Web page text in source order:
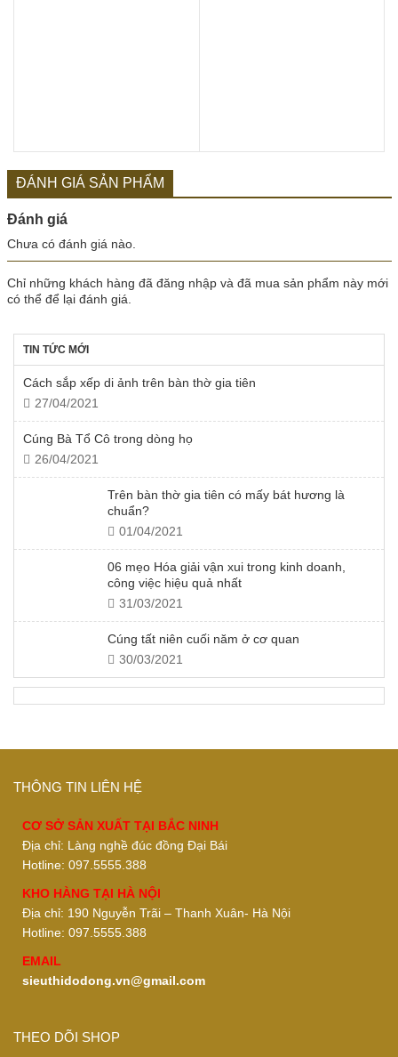
ĐÁNH GIÁ SẢN PHẨM
Đánh giá
Chưa có đánh giá nào.
Chỉ những khách hàng đã đăng nhập và đã mua sản phẩm này mới
có thể để lại đánh giá.
TIN TỨC MỚI
Cách sắp xếp di ảnh trên bàn thờ gia tiên
27/04/2021
Cúng Bà Tổ Cô trong dòng họ
26/04/2021
Trên bàn thờ gia tiên có mấy bát hương là
chuẩn?
01/04/2021
06 mẹo Hóa giải vận xui trong kinh doanh,
công việc hiệu quả nhất
31/03/2021
Cúng tất niên cuối năm ở cơ quan
30/03/2021
THÔNG TIN LIÊN HỆ
CƠ SỞ SẢN XUẤT TẠI BẮC NINH
Địa chỉ: Làng nghề đúc đồng Đại Bái
Hotline: 097.5555.388
KHO HÀNG TẠI HÀ NỘI
Địa chỉ: 190 Nguyễn Trãi – Thanh Xuân- Hà Nội
Hotline: 097.5555.388
EMAIL
sieuthidodong.vn@gmail.com
THEO DÕI SHOP